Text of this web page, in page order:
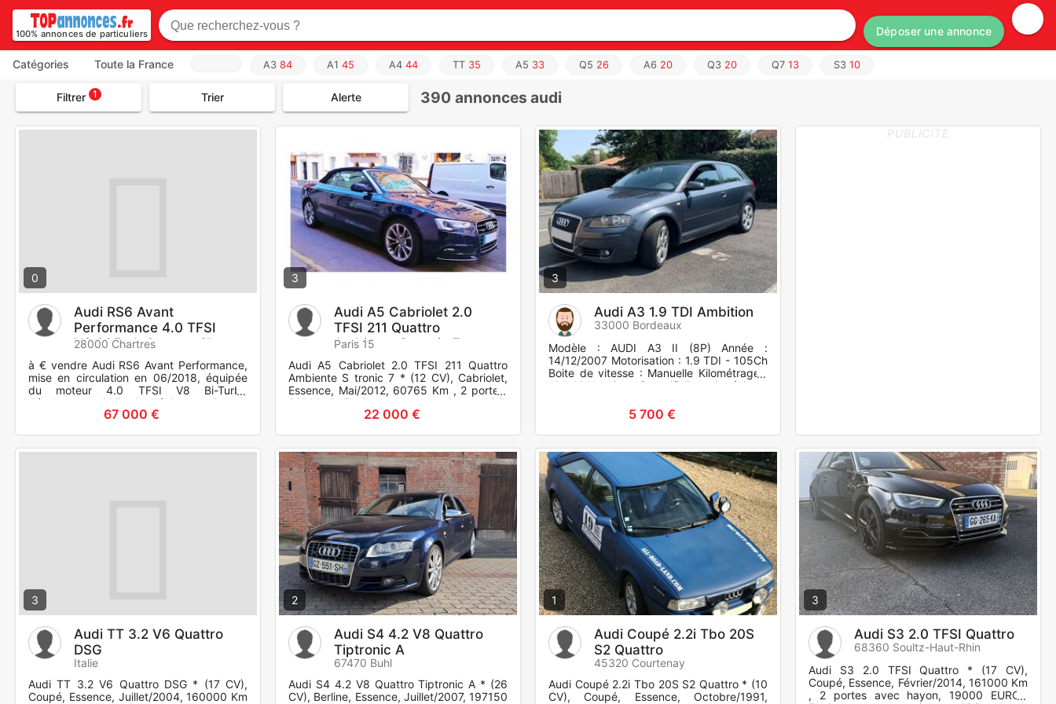
100% annonces de particuliers Déposer une annonce
Catégories Toute la France A3 84 A1 45 A4 44 TT 35 A5 33 Q5 26 A6 20 Q3 20 Q7 13 S3 10
Filtrer 1 Trier Alerte 390 annonces audi
0
Audi RS6 Avant
Performance 4.0 TFSI
V8 605 ch Quattro €"
2018
28000 Chartres
à € vendre Audi RS6 Avant Performance,
mise en circulation en 06/2018, équipée
du moteur 4.0 TFSI V8 Bi-Turbo
développant 605 ch. Véhicule puissant,
confortable et polyvalent, ave
67 000 €
3
Audi A5 Cabriolet 2.0
TFSI 211 Quattro
Ambiente S tronic 7
Paris 15
Audi A5 Cabriolet 2.0 TFSI 211 Quattro
Ambiente S tronic 7 * (12 CV), Cabriolet,
Essence, Mai/2012, 60765 Km , 2 portes,
22000 €. Equipements et options : ABS,
Contrôle de pressio22 000 €
3
Audi A3 1.9 TDI Ambition
33000 Bordeaux
Modèle : AUDI A3 II (8P) Année :
14/12/2007 Motorisation : 1.9 TDI - 105Ch
Boite de vitesse : Manuelle Kilométrage :
186.600km (peu évolutif) Entretien à jours
5 700 €
PUBLICITE
3
Audi TT 3.2 V6 Quattro
DSG
Italie
Audi TT 3.2 V6 Quattro DSG * (17 CV),
Coupé, Essence, Juillet/2004, 160000 Km
2
Audi S4 4.2 V8 Quattro
Tiptronic A
67470 Buhl
Audi S4 4.2 V8 Quattro Tiptronic A * (26
CV), Berline, Essence, Juillet/2007, 197150
1
Audi Coupé 2.2i Tbo 20S
S2 Quattro
45320 Courtenay
Audi Coupé 2.2i Tbo 20S S2 Quattro * (10
CV), Coupé, Essence, Octobre/1991,
3
Audi S3 2.0 TFSI Quattro
68360 Soultz-Haut-Rhin
Audi S3 2.0 TFSI Quattro * (17 CV),
Coupé, Essence, Février/2014, 161000 Km
, 2 portes avec hayon, 19000 EUROS